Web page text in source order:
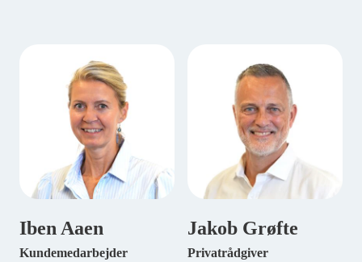
Iben Aaen
Kundemedarbejder
Jakob Grøfte
Privatrådgiver